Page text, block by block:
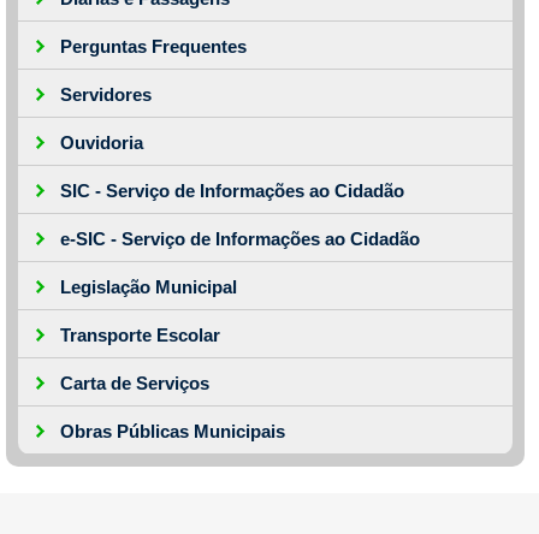
Perguntas Frequentes
Servidores
Ouvidoria
SIC - Serviço de Informações ao Cidadão
e-SIC - Serviço de Informações ao Cidadão
Legislação Municipal
Transporte Escolar
Carta de Serviços
Obras Públicas Municipais